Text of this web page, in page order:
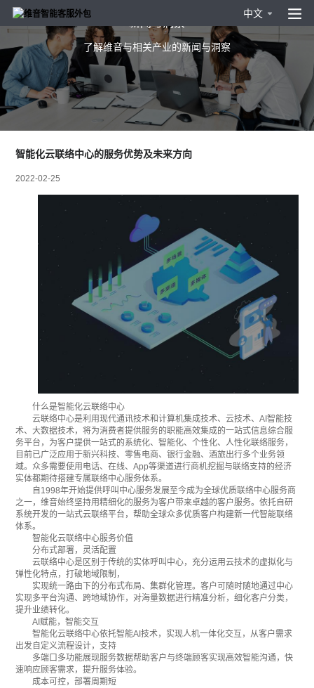
中文
了解维音与相关产业的新闻与洞察
智能化云联络中心的服务优势及未来方向
2022-02-25
什么是智能化云联络中心
云联络中心是利用现代通讯技术和计算机集成技术、云技术、AI智能技
术、大数据技术，将为消费者提供服务的职能高效集成的一站式信息综合服
务平台，为客户提供一站式的系统化、智能化、个性化、人性化联络服务，
目前已广泛应用于新兴科技、零售电商、银行金融、酒旅出行多个业务领
域。众多需要使用电话、在线、App等渠道进行商机挖掘与联络支持的经济
实体都期待搭建专属联络中心服务体系。
自1998年开始提供呼叫中心服务发展至今成为全球优质联络中心服务商
之一，维音始终坚持用精细化的服务为客户带来卓越的客户服务。依托自研
系统开发的一站式云联络平台，帮助全球众多优质客户构建新一代智能联络
体系。
智能化云联络中心服务价值
分布式部署，灵活配置
云联络中心是区别于传统的实体呼叫中心，充分运用云技术的虚拟化与
弹性化特点，打破地域限制，
实现统一路由下的分布式布局、集群化管理。客户可随时随地通过中心
实现多平台沟通、跨地域协作，对海量数据进行精准分析，细化客户分类，
提升业绩转化。
AI赋能，智能交互
智能化云联络中心依托智能AI技术，实现人机一体化交互，从客户需求
出发自定义流程设计，支持
多端口多功能展现服务数据帮助客户与终端顾客实现高效智能沟通，快
速响应顾客需求，提升服务体验。
成本可控，部署周期短